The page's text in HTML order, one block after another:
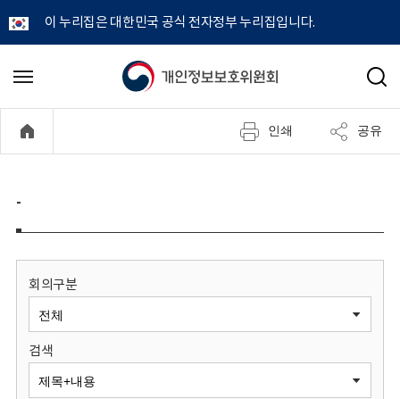
이 누리집은 대한민국 공식 전자정부 누리집입니다.
개
정
보
원
메
기
검
인쇄 공유
-
회의구분
검색